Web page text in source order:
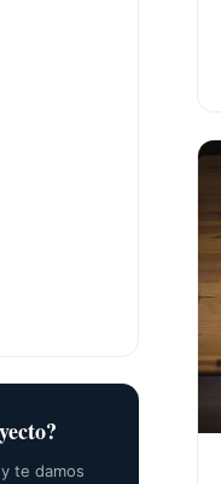
te damos